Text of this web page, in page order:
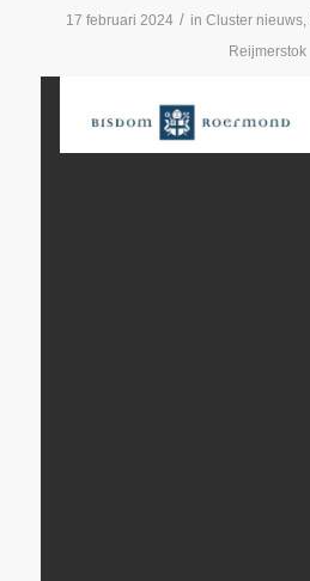
17 februari 2024 / inCluster nieuws
Reijmerstok